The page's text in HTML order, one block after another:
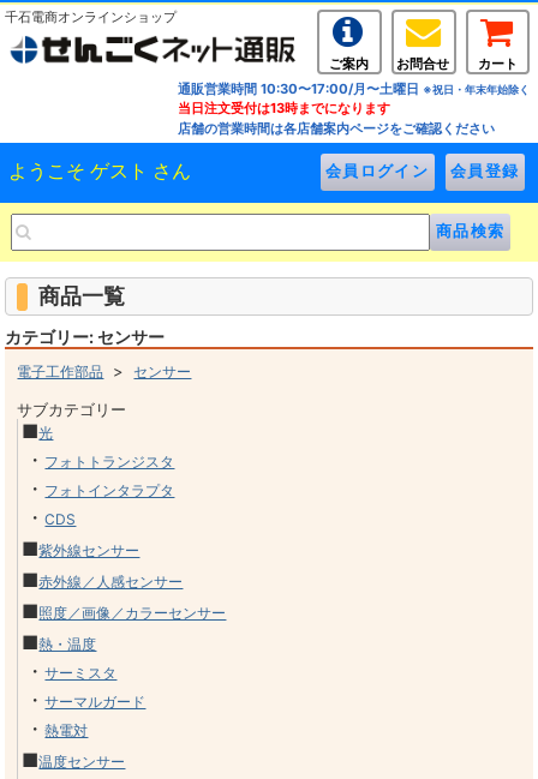
千石電商オンラインショップ
ご案内 お問合せ
カート
通販営業時間 10:30〜17:00/月〜土曜日 ※祝日・年末年始除く
当日注文受付は13時までになります
店舗の営業時間は各店舗案内ページをご確認ください
ようこそ ゲスト さん
商品一覧
カテゴリー: センサー
電子工作部品 >センサー
サブカテゴリー
■光
・ フォトトランジスタ
・ フォトインタラプタ
・CDS
■紫外線センサー
■赤外線／人感センサー
■照度／画像／カラーセンサー
■熱・温度
・サーミスタ
・サーマルガード
・熱電対
■温度センサー